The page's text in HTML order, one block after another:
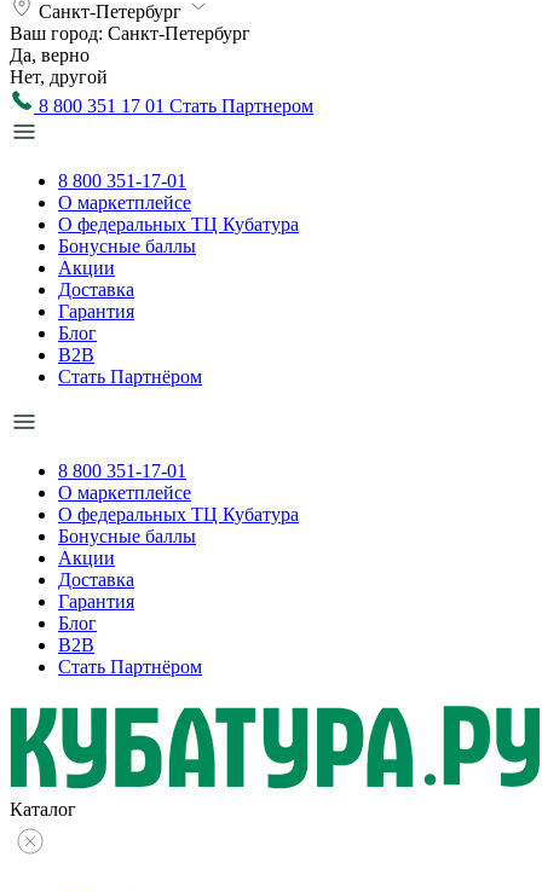
Санкт-Петербург
Ваш город: Санкт-Петербург
Да, верно
Нет, другой
8 800 351 17 01 Стать Партнером
8 800 351-17-01
О маркетплейсе
О федеральных ТЦ Кубатура
Бонусные баллы
Акции
Доставка
Гарантия
Блог
B2B
Стать Партнёром
8 800 351-17-01
О маркетплейсе
О федеральных ТЦ Кубатура
Бонусные баллы
Акции
Доставка
Гарантия
Блог
B2B
Стать Партнёром
Каталог